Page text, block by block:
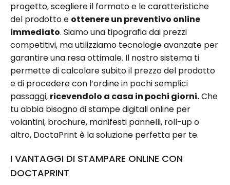
progetto, scegliere il formato e le caratteristiche
del prodotto e ottenere un preventivo online
immediato. Siamo una tipografia dai prezzi
competitivi, ma utilizziamo tecnologie avanzate per
garantire una resa ottimale. Il nostro sistema ti
permette di calcolare subito il prezzo del prodotto
e di procedere con l’ordine in pochi semplici
passaggi, ricevendolo a casa in pochi giorni.Che
tu abbia bisogno di stampe digitali online per
volantini, brochure, manifesti pannelli, roll-up o
altro, DoctaPrint è la soluzione perfetta per te.
I VANTAGGI DI STAMPARE ONLINE CON
DOCTAPRINT